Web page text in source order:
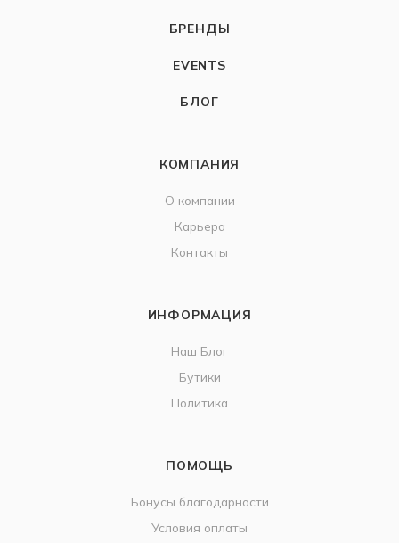
БРЕНДЫ
EVENTS
БЛОГ
КОМПАНИЯ
О компании
Карьера
Контакты
ИНФОРМАЦИЯ
Наш Блог
Бутики
Политика
ПОМОЩЬ
Бонусы благодарности
Условия оплаты